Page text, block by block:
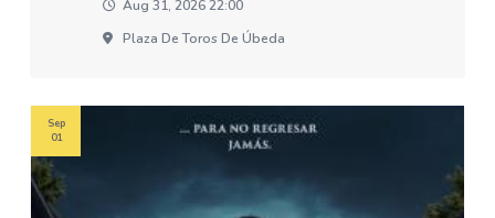
Aug 31, 2026 22:00
Plaza De Toros De Úbeda
Sep
01